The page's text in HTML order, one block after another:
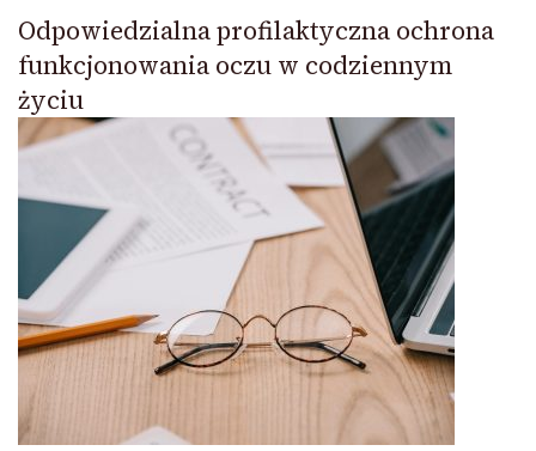
Odpowiedzialna profilaktyczna ochrona
funkcjonowania oczu w codziennym
życiu